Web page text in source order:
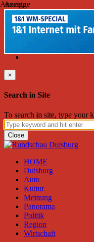
Samstag, August 08,
×
Search in Site
To search in site, type your
Close
HOME
Duisburg
Auto
Kultur
Meinung
Panorama
Politik
Region
Wirtschaft
Anzeige
Anzeige